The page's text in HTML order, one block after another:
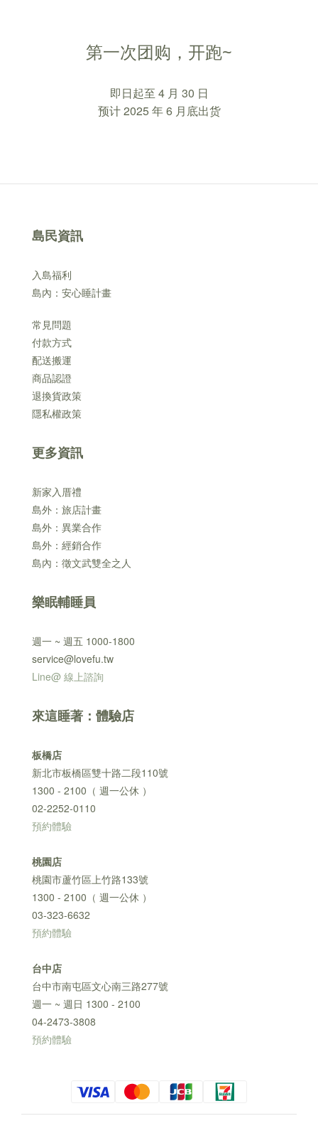
第一次团购，开跑~
即日起至 4 月 30 日
预计 2025 年 6 月底出货
島民資訊
入島福利
島內：安心睡計畫
常見問題
付款方式
配送搬運
商品認證
退換貨政策
隱私權政策
更多資訊
新家入厝禮
島外：旅店計畫
島外：異業合作
島外：經銷合作
島內：徵文武雙全之人
樂眠輔睡員
週一 ~ 週五 1000-1800
service@lovefu.tw
Line@ 線上諮詢
來這睡著：體驗店
板橋店
新北市板橋區雙十路二段110號
1300 - 2100（ 週一公休 ）
02-2252-0110
預約體驗
桃園店
桃園市蘆竹區上竹路133號
1300 - 2100（ 週一公休 ）
03-323-6632
預約體驗
台中店
台中市南屯區文心南三路277號
週一 ~ 週日 1300 - 2100
04-2473-3808
預約體驗